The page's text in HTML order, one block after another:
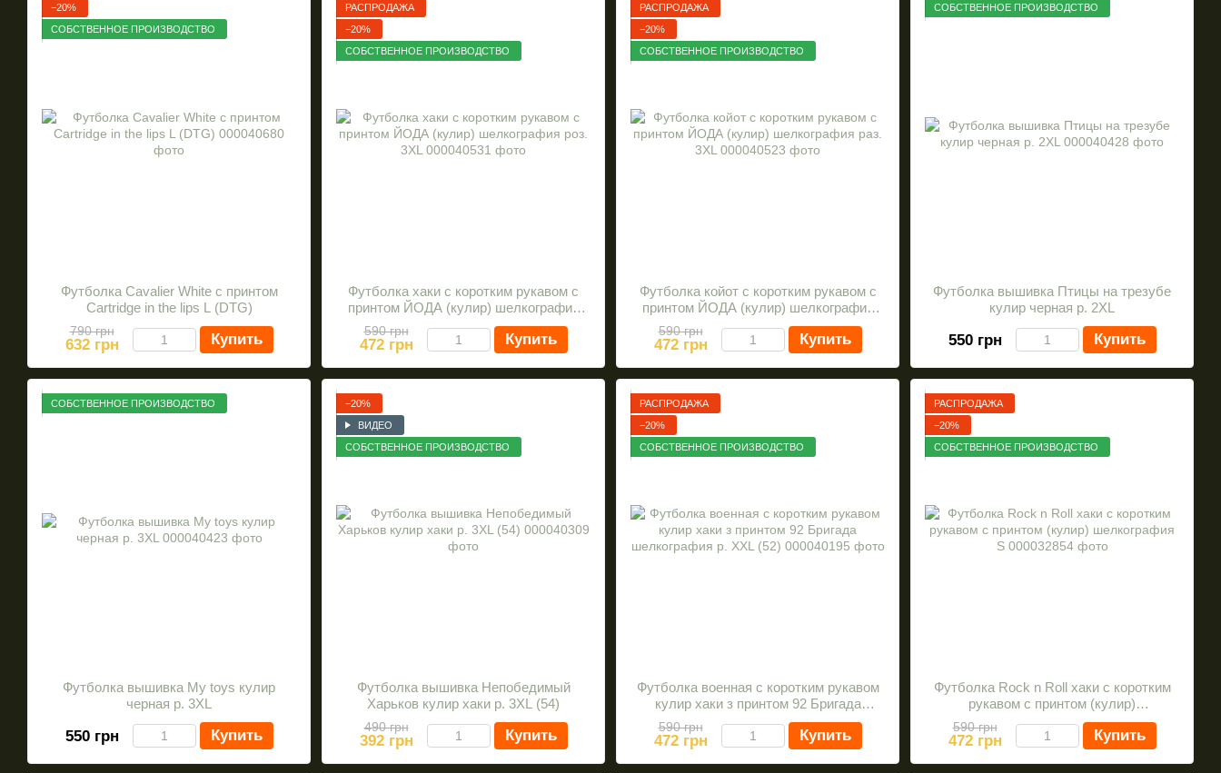
−20%
СОБСТВЕННОЕ ПРОИЗВОДСТВО
Футболка Cavalier White с принтом
Cartridge in the lips L (DTG)
790 грн
632 грн Купить
РАСПРОДАЖА
−20%
СОБСТВЕННОЕ ПРОИЗВОДСТВО
Футболка хаки с коротким рукавом с
принтом ЙОДА (кулир) шелкография
590 грн
472 грн Купить
РАСПРОДАЖА
−20%
СОБСТВЕННОЕ ПРОИЗВОДСТВО
Футболка койот с коротким рукавом с
принтом ЙОДА (кулир) шелкография
590 грн
472 грн Купить
СОБСТВЕННОЕ ПРОИЗВОДСТВО
Футболка вышивка Птицы на трезубе
кулир черная р. 2XL
550 грн Купить
СОБСТВЕННОЕ ПРОИЗВОДСТВО
Футболка вышивка Му toys кулир
черная р. 3XL
550 грн Купить
−20%
ВИДЕО
СОБСТВЕННОЕ ПРОИЗВОДСТВО
Футболка вышивка Непобедимый
Харьков кулир хаки р. 3XL (54)
490 грн
392 грн Купить
РАСПРОДАЖА
−20%
СОБСТВЕННОЕ ПРОИЗВОДСТВО
Футболка военная с коротким рукавом
кулир хаки з принтом 92 Бригада
шелкография р. XXL (52)
590 грн
472 грн Купить
РАСПРОДАЖА
−20%
СОБСТВЕННОЕ ПРОИЗВОДСТВО
Футболка Rock n Roll хаки с коротким
рукавом с принтом (кулир)
шелкография S
590 грн
472 грн Купить